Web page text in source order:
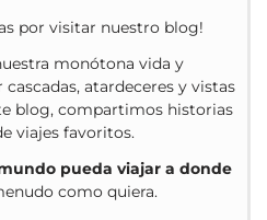
por visitar nuestro blog!
monótona vida y
atardeceres y vistas
blog, compartimos historias
viajes favoritos.
pueda viajar a donde
como quiera.